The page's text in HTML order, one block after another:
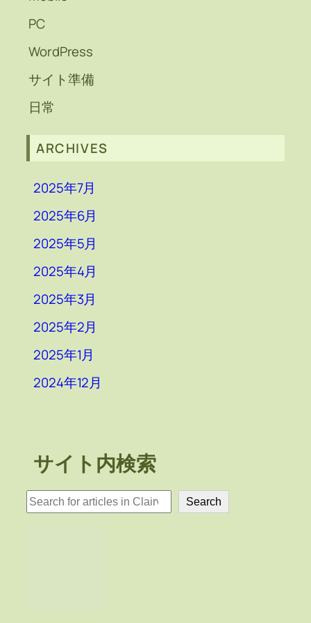
PC
WordPress
サイト準備
日常
ARCHIVES
2025年7月
2025年6月
2025年5月
2025年4月
2025年3月
2025年2月
2025年1月
2024年12月
サイト内検索
検
索
Search